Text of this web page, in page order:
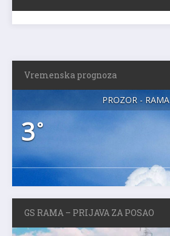
Vremenska prognoza
PROZOR - RAMA
3°
GS RAMA – PRIJAVA ZA POSAO